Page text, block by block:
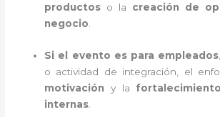
productos o la creación de
negocio
Si el evento es para empleados
o actividad de integración, el
motivación y la
internas